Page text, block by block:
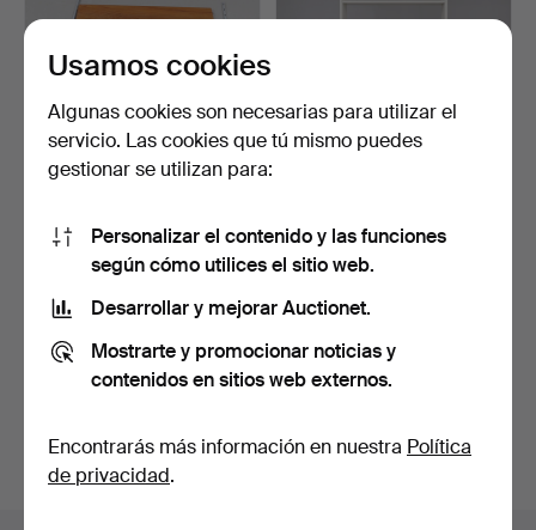
metal y madera, teca, m…
85 USD
Nordiska Kompaniets Ver…
11 días
159 USD
Suscribir búsqueda
subastas concluidas.
Usamos cookies
Algunas cookies son necesarias para utilizar el
servicio. Las cookies que tú mismo puedes
gestionar se utilizan para:
Personalizar el contenido y las funciones
según cómo utilices el sitio web.
Desarrollar y mejorar Auctionet.
Mostrarte y promocionar noticias y
contenidos en sitios web externos.
Encontrarás más información en nuestra Política
de privacidad.